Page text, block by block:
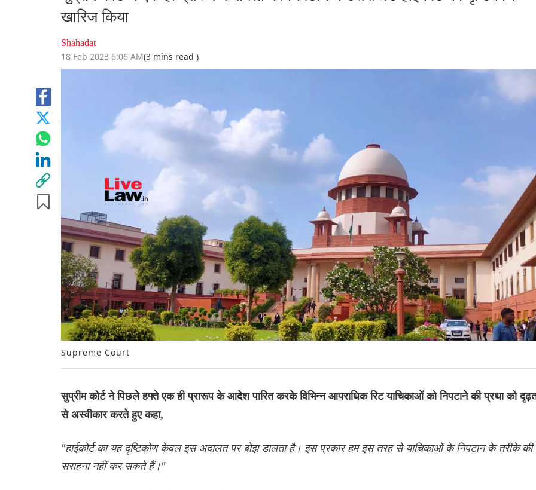
खारिज किया
Shahadat
18 Feb 2023 6:06 AM(3 mins read )
Supreme Court
सुप्रीम कोर्ट ने पिछले हफ्ते एक ही प्रारूप के आदेश पारित करके विभिन्न आपराधिक रिट याचिकाओं को निपटाने की प्रथा को
से अस्वीकार करते हुए कहा,
"हाईकोर्ट का यह दृष्टिकोण केवल इस अदालत पर बोझ डालता है। इस प्रकार हम इस तरह से याचिकाओं के निपटान के तरीके की
सराहना नहीं कर सकते हैं।"